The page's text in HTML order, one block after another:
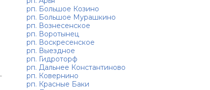
рп. Большое Козино
рп. Большое Мурашкино
рп. Вознесенское
рп. Воротынец
рп. Воскресенское
рп. Выездное
рп. Гидроторф
рп. Дальнее Константиново
рп. Ковернино
рп. Красные Баки